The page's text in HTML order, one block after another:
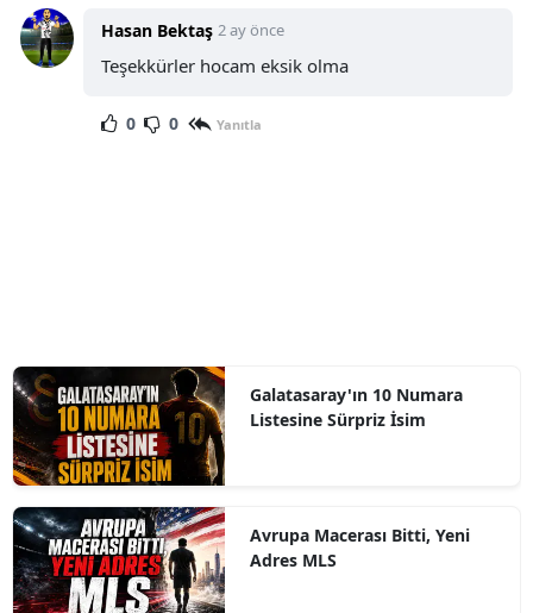
Hasan Bektaş 2 ay önce
Teşekkürler hocam eksik olma
0 0 Yanıtla
Galatasaray'ın 10 Numara
Listesine Sürpriz İsim
Avrupa Macerası Bitti, Yeni
Adres MLS